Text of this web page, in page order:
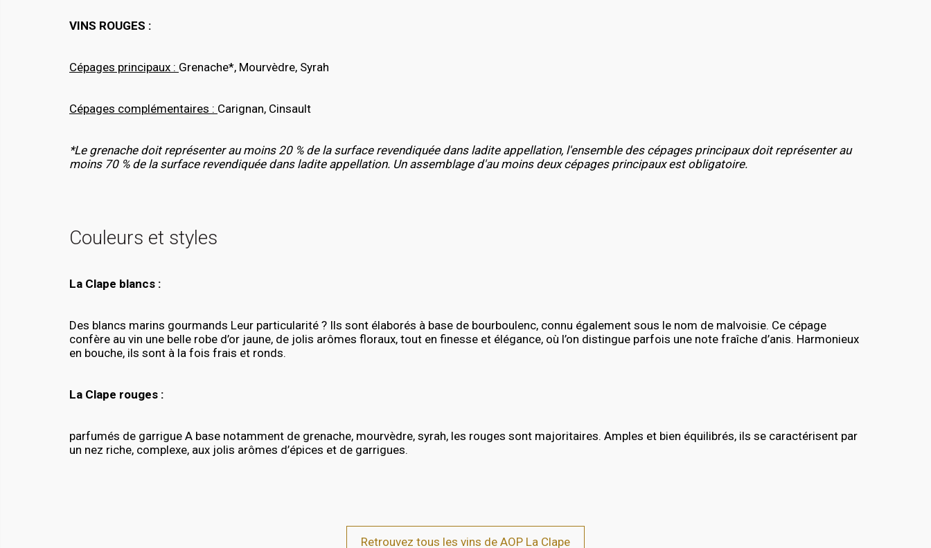
VINS ROUGES :
Cépages principaux : Grenache*, Mourvèdre, Syrah
Cépages complémentaires : Carignan, Cinsault
*Le grenache doit représenter au moins 20 % de la surface revendiquée dans ladite appellation, l'ensemble des cépages principaux doit représenter au
moins 70 % de la surface revendiquée dans ladite appellation. Un assemblage d'au moins deux cépages principaux est obligatoire.
Couleurs et styles
La Clape blancs :
Des blancs marins gourmands Leur particularité ? Ils sont élaborés à base de bourboulenc, connu également sous le nom de malvoisie. Ce cépage
confère au vin une belle robe d’or jaune, de jolis arômes floraux, tout en finesse et élégance, où l’on distingue parfois une note fraîche d’anis. Harmonieux
en bouche, ils sont à la fois frais et ronds.
La Clape rouges :
parfumés de garrigue A base notamment de grenache, mourvèdre, syrah, les rouges sont majoritaires. Amples et bien équilibrés, ils se caractérisent par
un nez riche, complexe, aux jolis arômes d’épices et de garrigues.
Retrouvez tous les vins de AOP La Clape